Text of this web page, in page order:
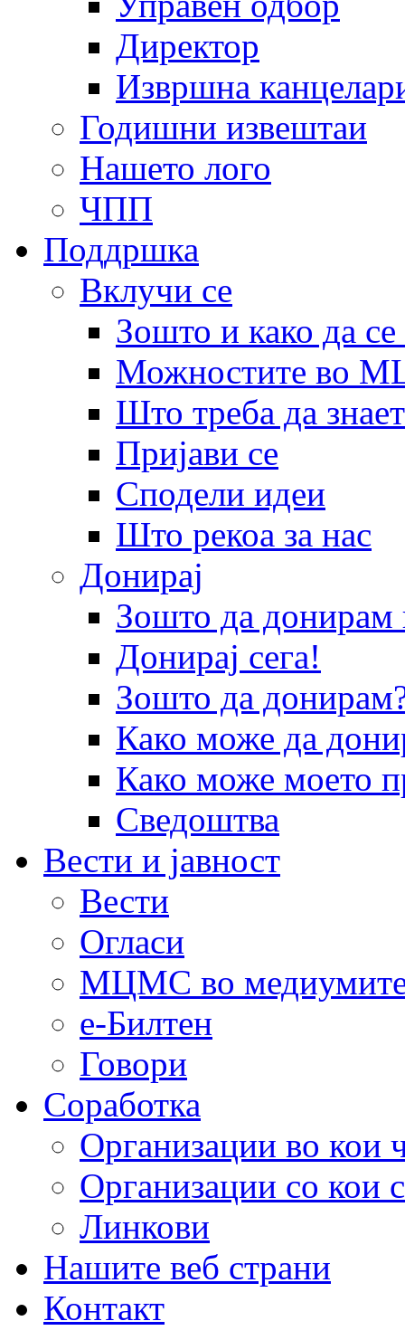
Директор
Извршна
Годишни извештаи
Нашето лого
ЧПП
Поддршка
Вклучи се
Зошто и како да
Можностите во
Што треба да
Пријави се
Сподели идеи
Што рекоа за нас
Донирај
Зошто да
Донирај сега!
Зошто да
Како може да
Како може моето
Сведоштва
Вести и јавност
Вести
Огласи
МЦМС во
е-Билтен
Говори
Соработка
Организации во кои
Организации со кои
Линкови
Нашите веб страни
Контакт